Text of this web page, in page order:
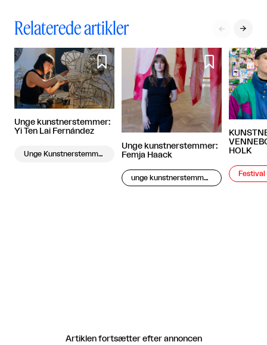
Relaterede artikler  

Unge kunstnerstemmer:
Yi Ten Lai Fernández
Unge Kunstnerstemmer

Unge kunstnerstemmer:
Femja Haack
unge kunstnerstemmer
HOLK
Artiklen fortsætter efter annoncen